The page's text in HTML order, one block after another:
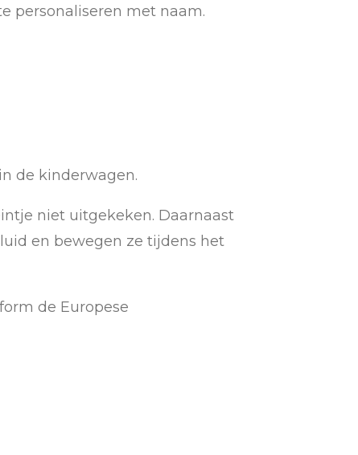
personaliseren met naam.
de kinderwagen.
niet uitgekeken. Daarnaast
en bewegen ze tijdens het
de Europese